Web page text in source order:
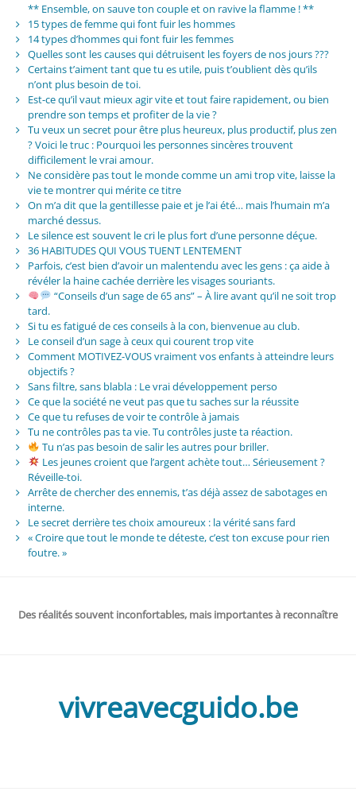
** Ensemble, on sauve ton couple et on ravive la flamme ! **
15 types de femme qui font fuir les hommes
14 types d’hommes qui font fuir les femmes
Quelles sont les causes qui détruisent les foyers de nos jours ???
Certains t’aiment tant que tu es utile, puis t’oublient dès qu’ils
n’ont plus besoin de toi.
Est-ce qu’il vaut mieux agir vite et tout faire rapidement, ou bien
prendre son temps et profiter de la vie ?
Tu veux un secret pour être plus heureux, plus productif, plus zen
? Voici le truc : Pourquoi les personnes sincères trouvent
difficilement le vrai amour.
Ne considère pas tout le monde comme un ami trop vite, laisse la
vie te montrer qui mérite ce titre
On m’a dit que la gentillesse paie et je l’ai été… mais l’humain m’a
marché dessus.
Le silence est souvent le cri le plus fort d’une personne déçue.
36 HABITUDES QUI VOUS TUENT LENTEMENT
Parfois, c’est bien d’avoir un malentendu avec les gens : ça aide à
révéler la haine cachée derrière les visages souriants.
“Conseils d’un sage de 65 ans” – À lire avant qu’il ne soit trop
tard.
Si tu es fatigué de ces conseils à la con, bienvenue au club.
Le conseil d’un sage à ceux qui courent trop vite
Comment MOTIVEZ-VOUS vraiment vos enfants à atteindre leurs
objectifs ?
Sans filtre, sans blabla : Le vrai développement perso
Ce que la société ne veut pas que tu saches sur la réussite
Ce que tu refuses de voir te contrôle à jamais
Tu ne contrôles pas ta vie. Tu contrôles juste ta réaction.
Tu n’as pas besoin de salir les autres pour briller.
Les jeunes croient que l’argent achète tout… Sérieusement ?
Réveille-toi.
Arrête de chercher des ennemis, t’as déjà assez de sabotages en
interne.
Le secret derrière tes choix amoureux : la vérité sans fard
« Croire que tout le monde te déteste, c’est ton excuse pour rien
foutre. »
Des réalités souvent inconfortables, mais importantes à reconnaître
vivreavecguido.be